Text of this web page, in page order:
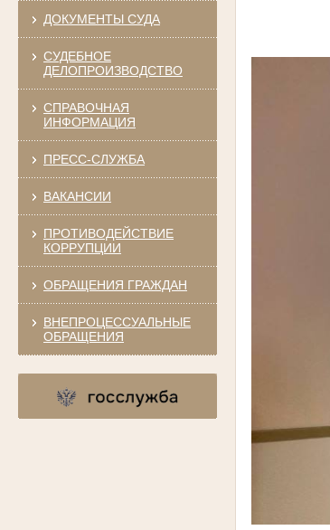
ДОКУМЕНТЫ СУДА
СУДЕБНОЕ
ДЕЛОПРОИЗВОДСТВО
СПРАВОЧНАЯ
ИНФОРМАЦИЯ
ПРЕСС-СЛУЖБА
ВАКАНСИИ
ПРОТИВОДЕЙСТВИЕ
КОРРУПЦИИ
ОБРАЩЕНИЯ ГРАЖДАН
ВНЕПРОЦЕССУАЛЬНЫЕ
ОБРАЩЕНИЯ